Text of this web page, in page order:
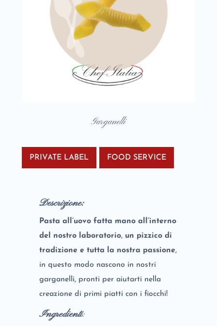
Garganelli
PRIVATE LABEL FOOD SERVICE
Descrizione:
Pasta all’uovo fatta mano all’interno
del nostro laboratorio, un pizzico di
tradizione e tutta la nostra passione,
in questo modo nascono in nostri
garganelli, pronti per aiutarti nella
creazione di primi piatti con i fiocchi!
Ingredienti: